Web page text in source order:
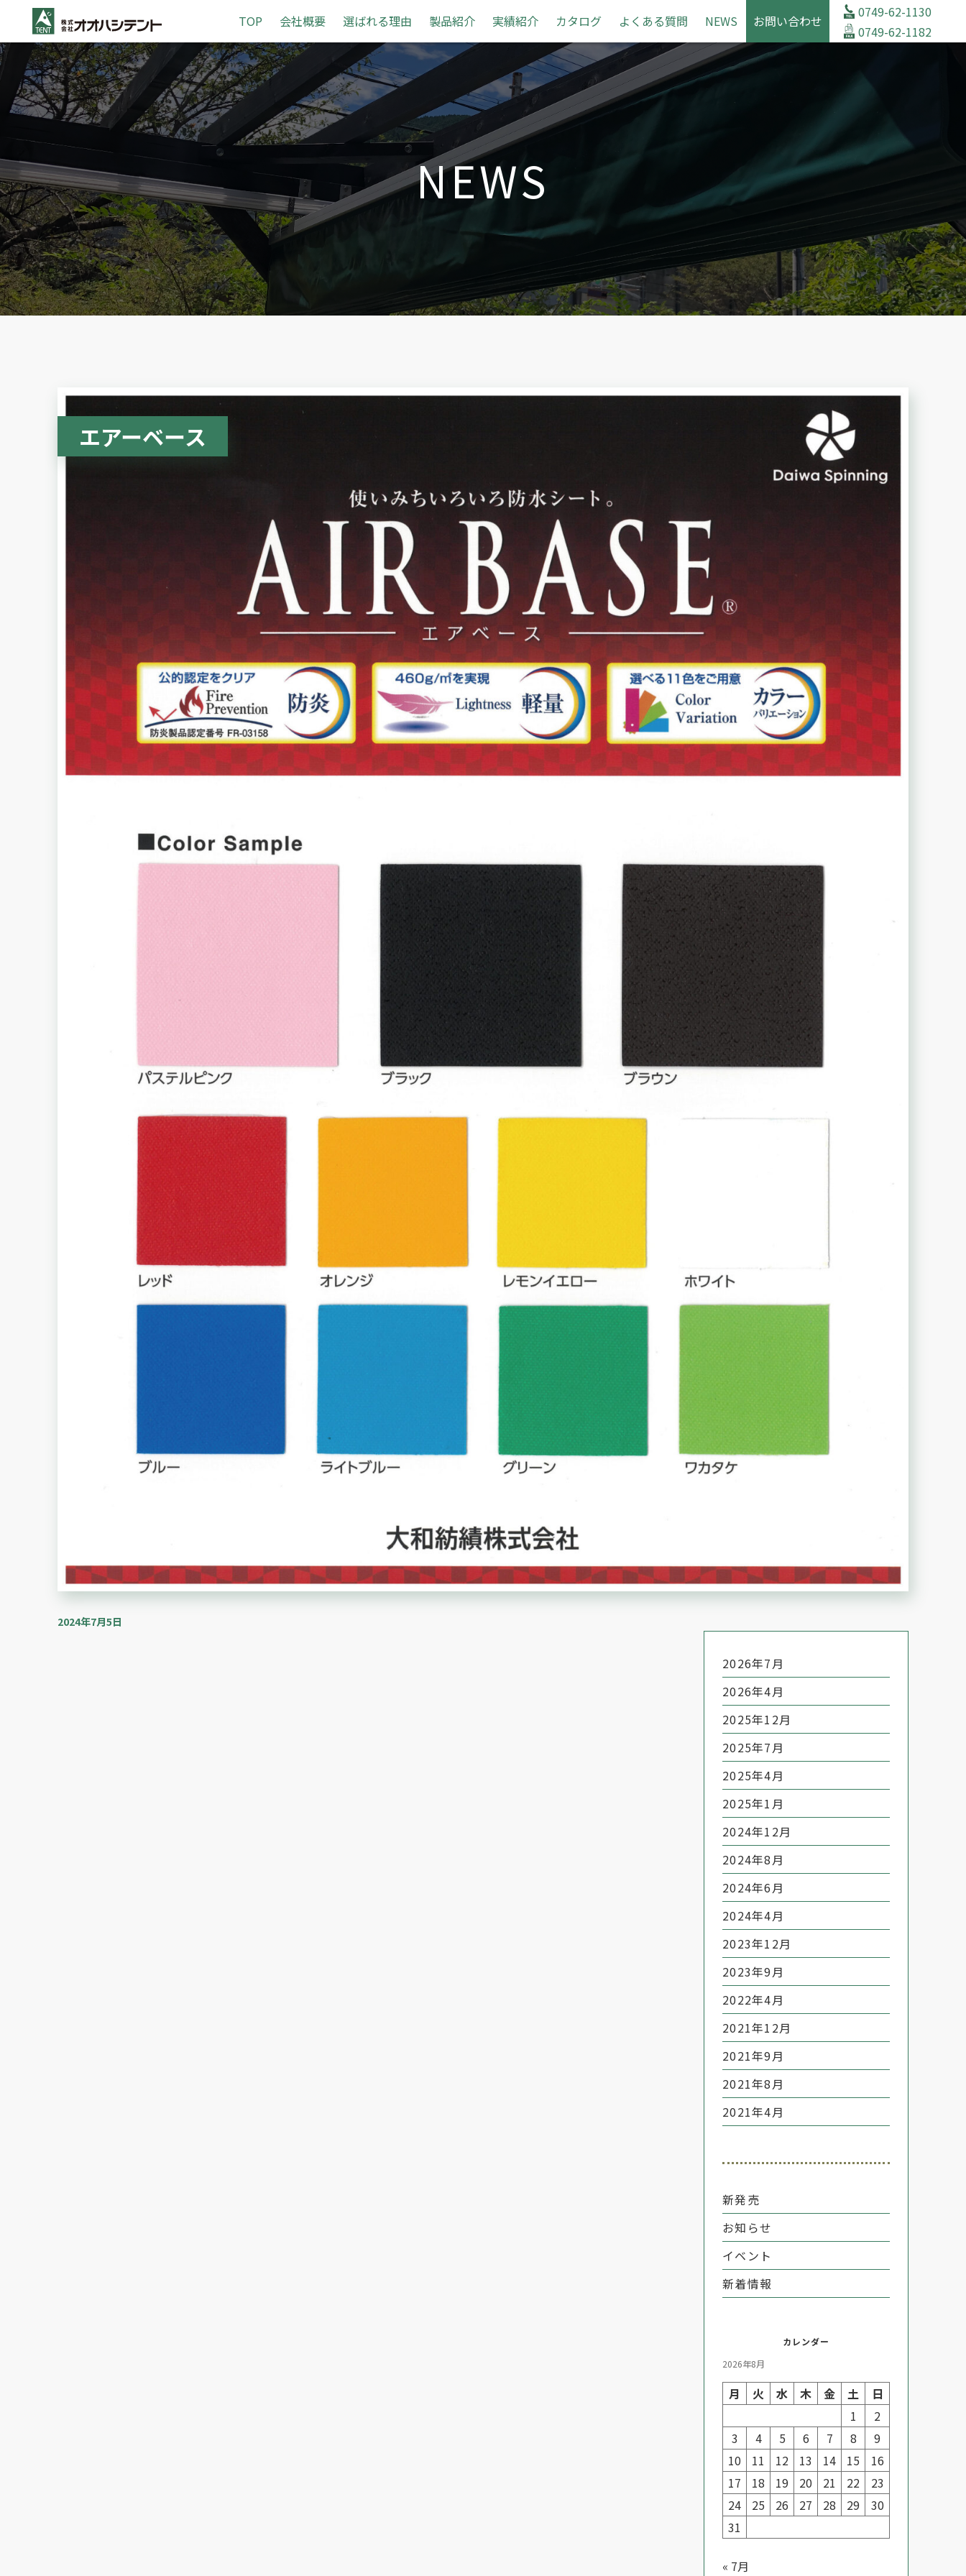
i
p
n
t
e
n
t
TOP 会社概要 選ばれる理由 製品紹介 実績紹介 カタログ よくある質問 NEWS お問い合わせ
0749-62-1130
0749-62-1182
NEWS
エアーベース
2024年7月5日
2026年7月
2026年4月
2025年12月
2025年7月
2025年4月
2025年1月
2024年12月
2024年8月
2024年6月
2024年4月
2023年12月
2023年9月
2022年4月
2021年12月
2021年9月
2021年8月
2021年4月
新発売
お知らせ
イベント
新着情報
カレンダー
2026年8月
月 火 水 木 金 土
日
1
2
3
4 5 6 7 8
9
10
11 12 13 14 15
16
17
18 19 20 21 22
23
24
25 26 27 28 29
30
31
« 7月